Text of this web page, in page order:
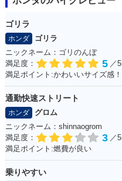
ゴリラ
ホンダ
ゴリラ
ニックネーム：ゴリのんぼ
満足度：
5 ／5
満足ポイント:かわいいサイズ感！
通勤快速ストリート
ホンダ
グロム
ニックネーム：shinnaogrom
満足度：
3 ／5
満足ポイント:燃費が良い
乗りやすい